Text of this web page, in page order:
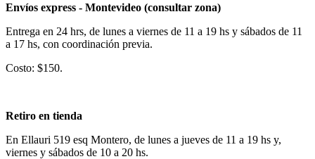
Envíos express - Montevideo (consultar zona)
Entrega en 24 hrs, de lunes a viernes de 11 a 19 hs y sábados de 11
a 17 hs, con coordinación previa.
Costo: $150.
Retiro en tienda
En Ellauri 519 esq Montero, de lunes a jueves de 11 a 19 hs y,
viernes y sábados de 10 a 20 hs.